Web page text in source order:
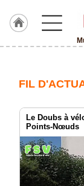
Mulhouse
TvLocale
France
Accueil
FIL
Le Doubs à
Points-Nœuds